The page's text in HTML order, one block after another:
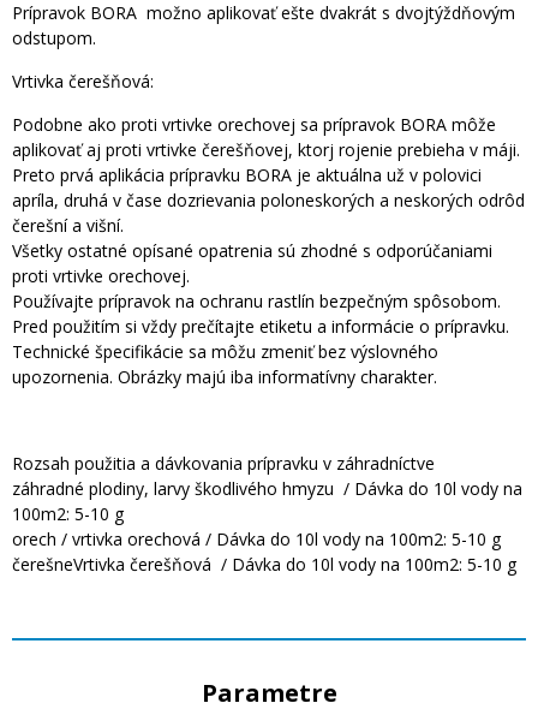
Prípravok BORA možno aplikovať ešte dvakrát s dvojtýždňovým
odstupom.
Vrtivka čerešňová:
Podobne ako proti vrtivke orechovej sa prípravok BORA môže
aplikovať aj proti vrtivke čerešňovej, ktorj rojenie prebieha v máji.
Preto prvá aplikácia prípravku BORA je aktuálna už v polovici
apríla, druhá v čase dozrievania poloneskorých a neskorých odrôd
čerešní a višní.
Všetky ostatné opísané opatrenia sú zhodné s odporúčaniami
proti vrtivke orechovej.
Používajte prípravok na ochranu rastlín bezpečným spôsobom.
Pred použitím si vždy prečítajte etiketu a informácie o prípravku.
Technické špecifikácie sa môžu zmeniť bez výslovného
upozornenia. Obrázky majú iba informatívny charakter.
Rozsah použitia a dávkovania prípravku v záhradníctve
záhradné plodiny, larvy škodlivého hmyzu / Dávka do 10l vody na
100m2: 5-10 g
orech / vrtivka orechová / Dávka do 10l vody na 100m2: 5-10 g
čerešneVrtivka čerešňová / Dávka do 10l vody na 100m2: 5-10 g
Parametre